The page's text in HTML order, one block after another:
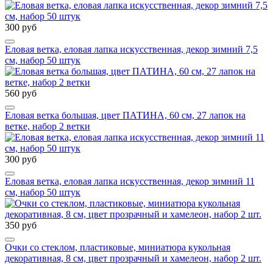
300 руб
Еловая ветка, еловая лапка искусственная, декор зимний 7,5
см, набор 50 штук
560 руб
Еловая ветка большая, цвет ПАТИНА, 60 см, 27 лапок на
ветке, набор 2 ветки
300 руб
Еловая ветка, еловая лапка искусственная, декор зимний 11
см, набор 50 штук
350 руб
Очки со стеклом, пластиковые, миниатюра кукольная
декоративная, 8 см, цвет прозрачный и хамелеон, набор 2 шт.